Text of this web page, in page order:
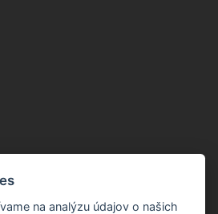
na analýzu údajov o našich